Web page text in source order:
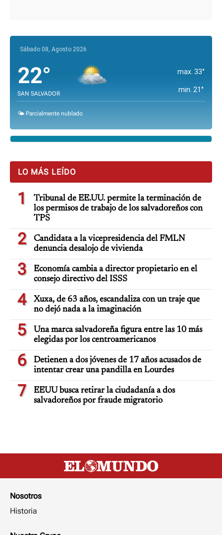
Sábado 08, Agosto 2026
22°
SAN SALVADOR
max. 33°
min. 21°
🌤️ Parcialmente nublado
LO MÁS LEÍDO
1
Tribunal de EE.UU. permite la terminación de
los permisos de trabajo de los salvadoreños con
TPS
2
Candidata a la vicepresidencia del FMLN
denuncia desalojo de vivienda
3
Economía cambia a director propietario en el
consejo directivo del ISSS
4
Xuxa, de 63 años, escandaliza con un traje que
no dejó nada a la imaginación
5
Una marca salvadoreña figura entre las 10 más
elegidas por los centroamericanos
6
Detienen a dos jóvenes de 17 años acusados de
intentar crear una pandilla en Lourdes
7
EEUU busca retirar la ciudadanía a dos
salvadoreños por fraude migratorio
Nosotros
Historia